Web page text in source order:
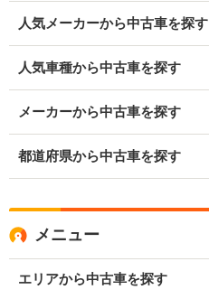
人気メーカーから中古車を探す
人気車種から中古車を探す
メーカーから中古車を探す
都道府県から中古車を探す
メニュー
エリアから中古車を探す